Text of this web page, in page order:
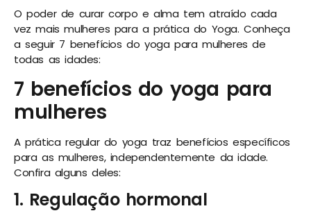
O poder de curar corpo e alma tem atraído cada
vez mais mulheres para a prática do Yoga. Conheça
a seguir 7 benefícios do yoga para mulheres de
todas as idades:
7 benefícios do yoga para
mulheres
A prática regular do yoga traz benefícios específicos
para as mulheres, independentemente da idade.
Confira alguns deles:
1. Regulação hormonal